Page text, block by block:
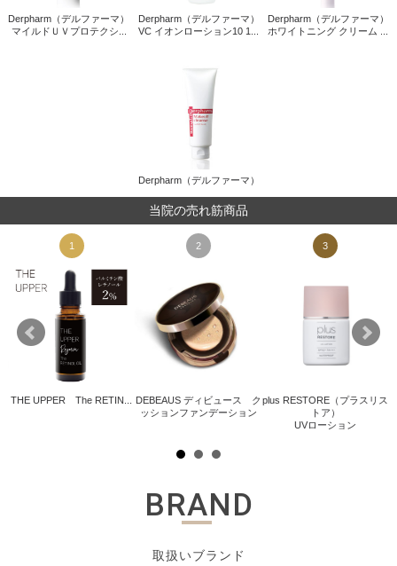
Derpharm（デルファーマ）
マイルドＵＶプロテクシ...
Derpharm（デルファーマ）
VC イオンローション10 1...
Derpharm（デルファーマ）
ホワイトニング クリーム ...
Derpharm（デルファーマ）
当院の売れ筋商品
1
THE UPPER The RETIN...
2
DEBEAUS ディビュース ク
ッションファンデーション
3
plus RESTORE（プラスリス
トア）
UVローション
BRAND
取扱いブランド